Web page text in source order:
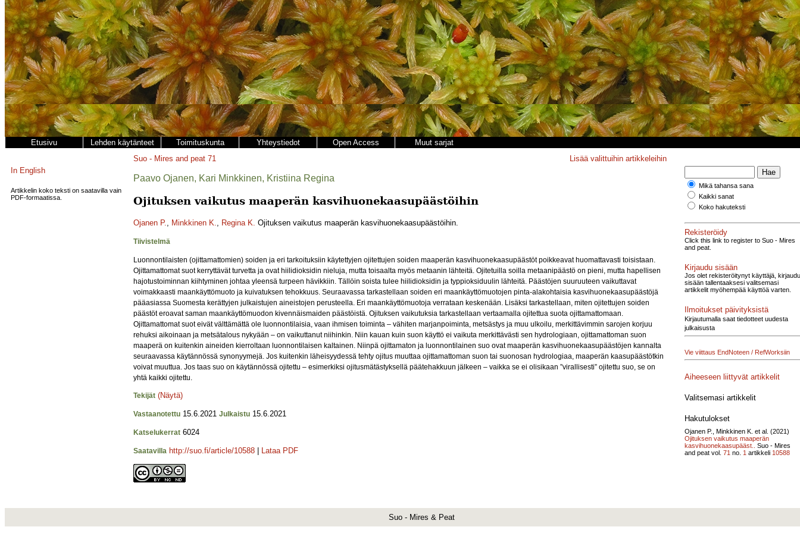
Etusivu Lehden käytänteet Toimituskunta Yhteystiedot Open Access Muut sarjat
In English
Artikkelin koko teksti on saatavilla vain
PDF-formaatissa.
Suo - Mires and peat 71 Lisää valittuihin artikkeleihin
Paavo Ojanen, Kari Minkkinen, Kristiina Regina
Ojituksen vaikutus maaperän kasvihuonekaasupäästöihin
Ojanen P., Minkkinen K., Regina K. Ojituksen vaikutus maaperän kasvihuonekaasupäästöihin.
Tiivistelmä
Luonnontilaisten (ojittamattomien) soiden ja eri tarkoituksiin käytettyjen ojitettujen soiden maaperän kasvihuonekaasupäästöt poikkeavat huomattavasti toisistaan.
Ojittamattomat suot kerryttävät turvetta ja ovat hiilidioksidin nieluja, mutta toisaalta myös metaanin lähteitä. Ojitetuilla soilla metaanipäästö on pieni, mutta hapellisen
hajotustoiminnan kiihtyminen johtaa yleensä turpeen hävikkiin. Tällöin soista tulee hiilidioksidin ja typpioksiduulin lähteitä. Päästöjen suuruuteen vaikuttavat
voimakkaasti maankäyttömuoto ja kuivatuksen tehokkuus. Seuraavassa tarkastellaan soiden eri maankäyttömuotojen pinta-alakohtaisia kasvihuonekaasupäästöjä
pääasiassa Suomesta kerättyjen julkaistujen aineistojen perusteella. Eri maankäyttömuotoja verrataan keskenään. Lisäksi tarkastellaan, miten ojitettujen soiden
päästöt eroavat saman maankäyttömuodon kivennäismaiden päästöistä. Ojituksen vaikutuksia tarkastellaan vertaamalla ojitettua suota ojittamattomaan.
Ojittamattomat suot eivät välttämättä ole luonnontilaisia, vaan ihmisen toiminta – vähiten marjanpoiminta, metsästys ja muu ulkoilu, merkittävimmin sarojen korjuu
rehuksi aikoinaan ja metsätalous nykyään – on vaikuttanut niihinkin. Niin kauan kuin suon käyttö ei vaikuta merkittävästi sen hydrologiaan, ojittamattoman suon
maaperä on kuitenkin aineiden kierroltaan luonnontilaisen kaltainen. Niinpä ojittamaton ja luonnontilainen suo ovat maaperän kasvihuonekaasupäästöjen kannalta
seuraavassa käytännössä synonyymejä. Jos kuitenkin läheisyydessä tehty ojitus muuttaa ojittamattoman suon tai suonosan hydrologiaa, maaperän kaasupäästötkin
voivat muuttua. Jos taas suo on käytännössä ojitettu – esimerkiksi ojitusmätästyksellä päätehakkuun jälkeen – vaikka se ei olisikaan ”virallisesti” ojitettu suo, se on
yhtä kaikki ojitettu.
Tekijät (Näytä)
Vastaanotettu 15.6.2021 Julkaistu 15.6.2021
Katselukerrat 6024
Saatavilla http://suo.fi/article/10588 Lataa PDF
Mikä tahansa sana
Kaikki sanat
Koko hakuteksti
Rekisteröidy
Click this link to register to Suo - Mires
and peat.
Kirjaudu sisään
Jos olet rekisteröitynyt käyttäjä, kirjaudu
sisään tallentaaksesi valitsemasi
artikkelit myöhempää käyttöä varten.
Ilmoitukset päivityksistä
Kirjautumalla saat tiedotteet uudesta
julkaisusta
Vie viittaus EndNoteen / RefWorksiin
Aiheeseen liittyvät artikkelit
Valitsemasi artikkelit
Hakutulokset
Ojanen P., Minkkinen K. et al. (2021)
Ojituksen vaikutus maaperän
kasvihuonekaasupääst..
Suo - Mires
and peat vol. 71 no. 1 artikkeli 10588
Suo - Mires & Peat